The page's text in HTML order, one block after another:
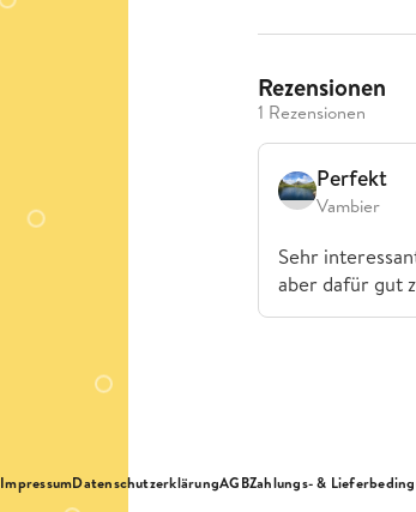
Rezensionen
1 Rezensionen
Perfekt
Vambier
Sehr
aber dafür gut
ImpressumDatenschutzerklärungAGBZahlungs- &